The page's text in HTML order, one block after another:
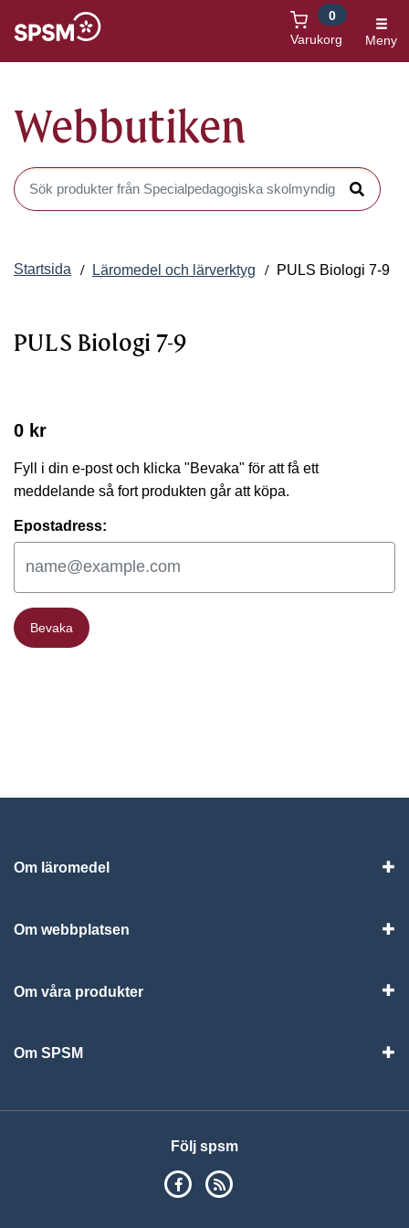
Varukorg
0
Meny
Webbutiken
Sök produkter i Webbutiken
Sök
Startsida Läromedel och lärverktyg PULS Biologi 7-9
PULS Biologi 7-9
0 kr
Fyll i din e-post och klicka "Bevaka" för att få ett
meddelande så fort produkten går att köpa.
Epostadress:
Bevaka
Bevaka
Om läromedel
Om webbplatsen
Om våra produkter
Om SPSM
Följ spsm
SPSM på Facebook